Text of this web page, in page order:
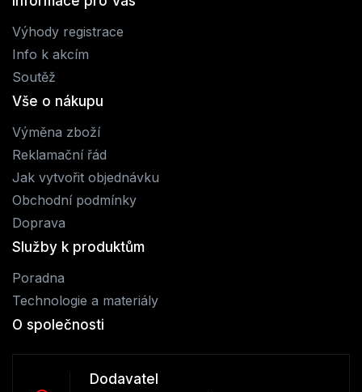
Výhody registrace
Info k akcím
Soutěž
Vše o nákupu
Výměna zboží
Reklamační řád
Jak vytvořit objednávku
Obchodní podmínky
Doprava
Služby k produktům
Poradna
Technologie a materiály
O společnosti
Dodavatel